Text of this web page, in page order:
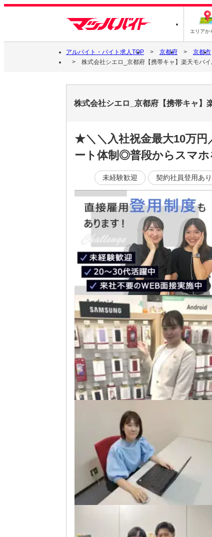
エリアか
アルバイト・バイト求人TOP 京都府 京都市
株式会社シエロ_京都府【携帯キャ】楽天モバ
株式会社シエロ_京都府【携帯キャ】
★＼＼入社祝金最大10万
ート体制◎普段からスマ
未経験歓迎 契約社員登用あり